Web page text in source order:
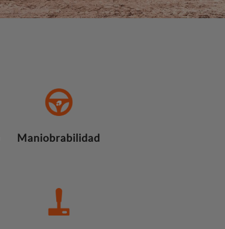
Maniobrabilidad